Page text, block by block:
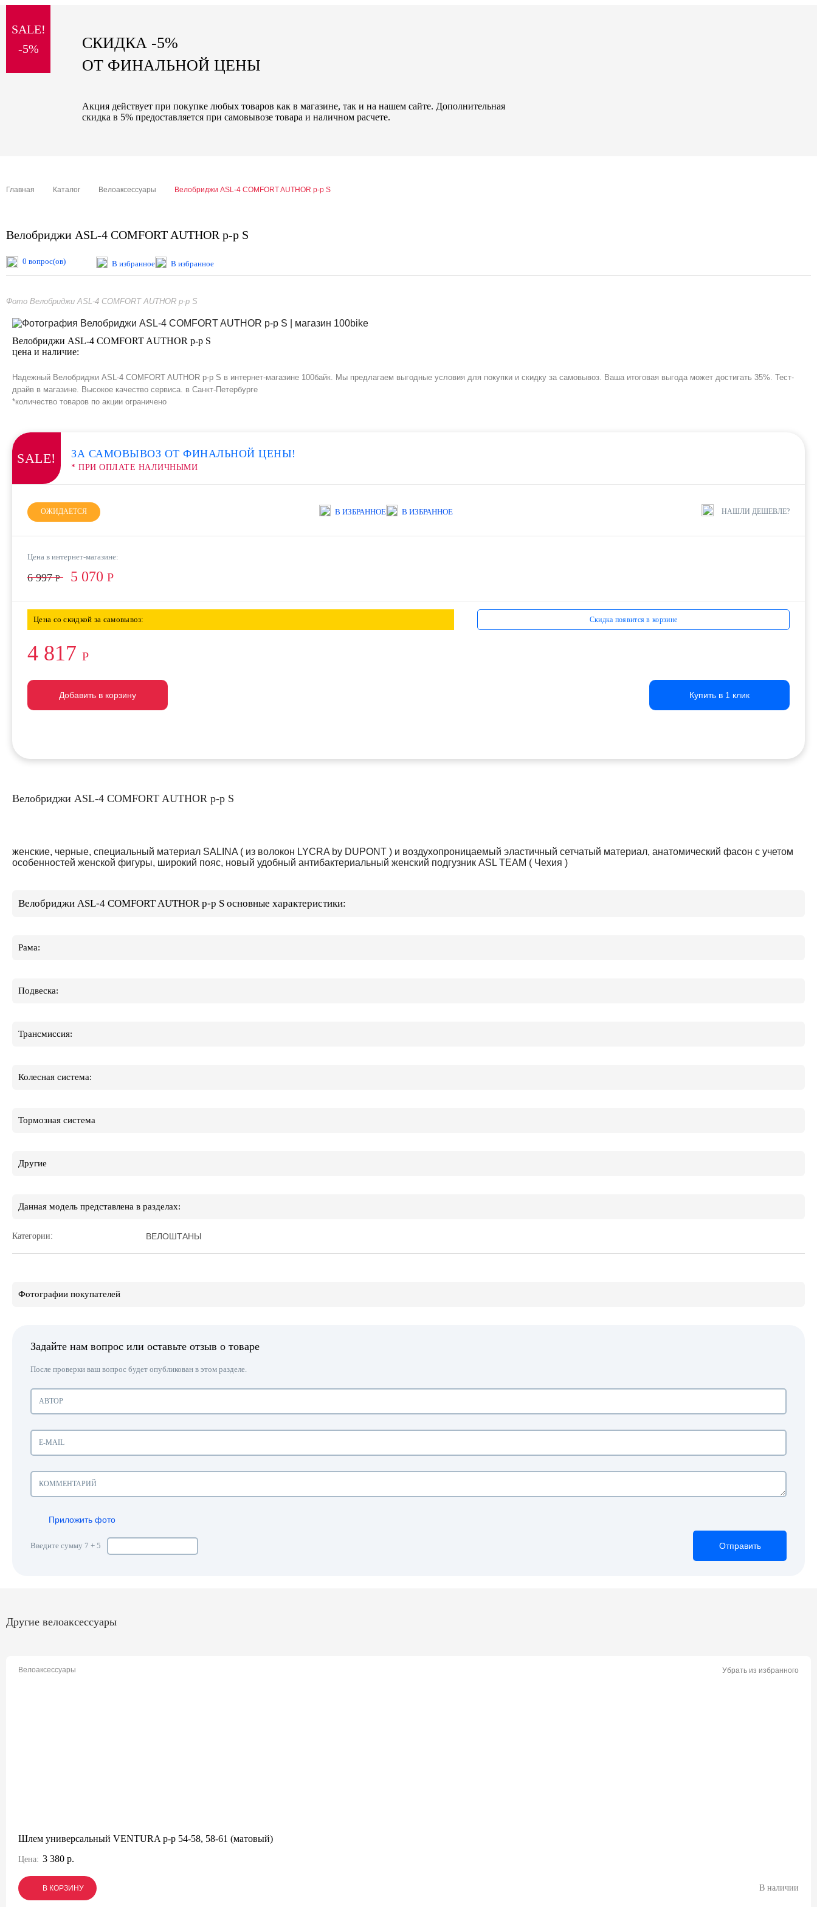
sale
special price
SALE!
-5%
СКИДКА -5%
ОТ ФИНАЛЬНОЙ ЦЕНЫ
Акция действует при покупке любых товаров как в магазине, так и на нашем сайте. Дополнительная
скидка в 5% предоставляется при самовывозе товара и наличном расчете.
Главная Каталог Велоаксессуары Велобриджи ASL-4 COMFORT AUTHOR р-р S
Велобриджи ASL-4 COMFORT AUTHOR р-р S
0 вопрос(ов) В избранное В избранное
Фото Велобриджи ASL-4 COMFORT AUTHOR р-р S
Велобриджи ASL-4 COMFORT AUTHOR р-р S
цена и наличие:
Надежный Велобриджи ASL-4 COMFORT AUTHOR р-р S в интернет-магазине 100байк. Мы предлагаем выгодные условия для покупки и скидку за самовывоз. Ваша итоговая выгода может достигать 35%. Тест-
драйв в магазине. Высокое качество сервиса. в Санкт-Петербурге
*количество товаров по акции ограничено
SALE! ЗА САМОВЫВОЗ ОТ ФИНАЛЬНОЙ ЦЕНЫ!
* ПРИ ОПЛАТЕ НАЛИЧНЫМИ
ОЖИДАЕТСЯ В ИЗБРАННОЕ В ИЗБРАННОЕ НАШЛИ ДЕШЕВЛЕ?
Цена в интернет-магазине:
6 997Р 5 070 Р
Цена со скидкой за самовывоз: Скидка появится в корзине
4 817 Р
Добавить в корзину
Добавить в корзину
Добавить в корзину Купить в 1 клик
Купить в 1 клик
Купить в 1 клик
Велобриджи ASL-4 COMFORT AUTHOR р-р S
женские, черные, специальный материал SALINA ( из волокон LYCRA by DUPONT ) и воздухопроницаемый эластичный сетчатый материал, анатомический фасон с учетом
особенностей женской фигуры, широкий пояс, новый удобный антибактериальный женский подгузник ASL TEAM ( Чехия )
Велобриджи ASL-4 COMFORT AUTHOR р-р S основные характеристики:
Рама:
Подвеска:
Трансмиссия:
Колесная система:
Тормозная система
Другие
Данная модель представлена в разделах:
Категории: ВЕЛОШТАНЫ
Фотографии покупателей
Задайте нам вопрос или оставьте отзыв о товаре
После проверки ваш вопрос будет опубликован в этом разделе.
Приложить фото
Введите сумму 7 + 5 Отправить
Отправить
Отправить
Другие велоаксессуары
Велоаксессуары Убрать из избранного
Шлем универсальный VENTURA р-р 54-58, 58-61 (матовый)
Цена: 3 380 р.
В КОРЗИНУ
В КОРЗИНУ
В КОРЗИНУ В наличии